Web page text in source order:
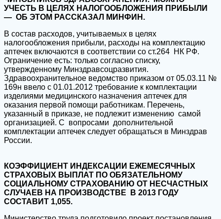
УЧЕСТЬ В ЦЕЛЯХ НАЛОГООБЛОЖЕНИЯ ПРИБЫЛИ
— ОБ ЭТОМ РАССКАЗАЛ МИНФИН.
В состав расходов, учитываемых в целях
налогообложения прибыли, расходы на комплектацию
аптечек включаются в соответствии со ст.264 НК РФ.
Ограничение есть: только согласно списку,
утвержденному Минздравсоцразвития.
Здравоохранительное ведомство приказом от 05.03.11 №
169н ввело с 01.01.2012 требование к комплектации
изделиями медицинского назначения аптечек для
оказания первой помощи работникам. Перечень,
указанный в приказе, не подлежит изменению самой
организацией. С вопросами дополнительной
комплектации аптечек следует обращаться в Минздрав
России.
КОЭФФИЦИЕНТ ИНДЕКСАЦИИ ЕЖЕМЕСЯЧНЫХ
СТРАХОВЫХ ВЫПЛАТ ПО ОБЯЗАТЕЛЬНОМУ
СОЦИАЛЬНОМУ СТРАХОВАНИЮ ОТ НЕСЧАСТНЫХ
СЛУЧАЕВ НА ПРОИЗВОДСТВЕ В 2013 ГОДУ
СОСТАВИТ 1,055.